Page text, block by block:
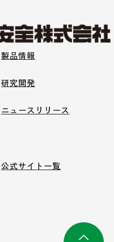
製品情報
研究開発
ニュースリリース
公式サイト一覧